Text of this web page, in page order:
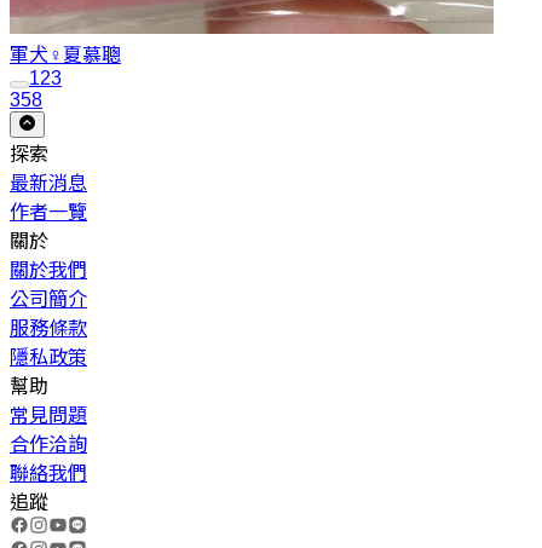
軍犬♀ 夏慕聰
123
358
探索
最新消息
作者一覽
關於
關於我們
公司簡介
服務條款
隱私政策
幫助
常見問題
合作洽詢
聯絡我們
追蹤